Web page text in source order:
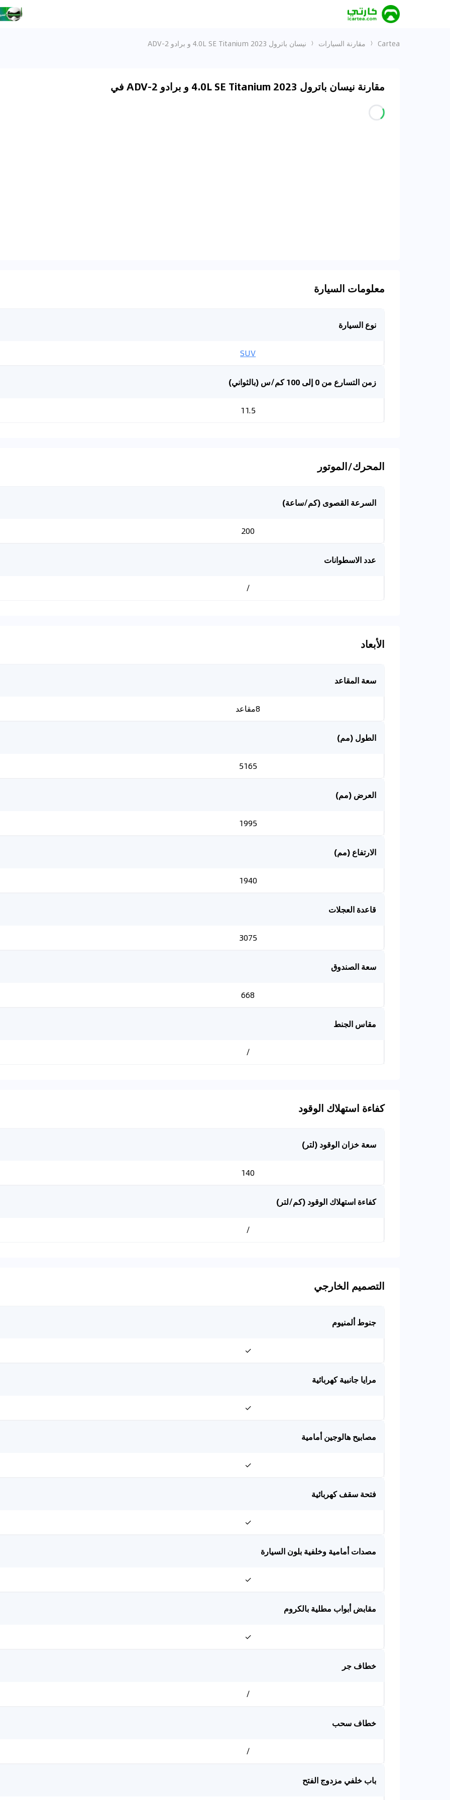
Cartea مقارنة السيارات نيسان باترول 2023 4.0L SE Titanium و برادو ADV-2
مقارنة نيسان باترول 2023 4.0L SE Titanium و برادو ADV-2 في
معلومات السيارة
نوع السيارة
SUV
زمن التسارع من 0 إلى 100 كم/س (بالثواني)
11.5
المحرك/الموتور
السرعة القصوى (كم/ساعة)
200
عدد الاسطوانات
/
الأبعاد
سعة المقاعد
8مقاعد
الطول (مم)
5165
العرض (مم)
1995
الارتفاع (مم)
1940
قاعدة العجلات
3075
سعة الصندوق
668
مقاس الجنط
/
كفاءة استهلاك الوقود
سعة خزان الوقود (لتر)
140
كفاءة استهلاك الوقود (كم/لتر)
/
التصميم الخارجي
جنوط ألمنيوم
✓
مرايا جانبية كهربائية
✓
مصابيح هالوجين أمامية
✓
فتحة سقف كهربائية
✓
مصدات أمامية وخلفية بلون السيارة
✓
مقابض أبواب مطلية بالكروم
✓
خطاف جر
/
خطاف سحب
/
باب خلفي مزدوج الفتح